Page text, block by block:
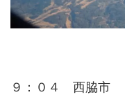
９：０４ 西脇市